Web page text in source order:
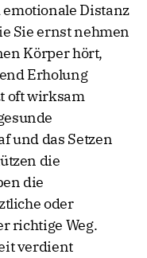
Distanz
Sie ernst nehmen
Körper hört,
Erholung
oft wirksam
und das Setzen
die
die
oder
richtige Weg.
verdient